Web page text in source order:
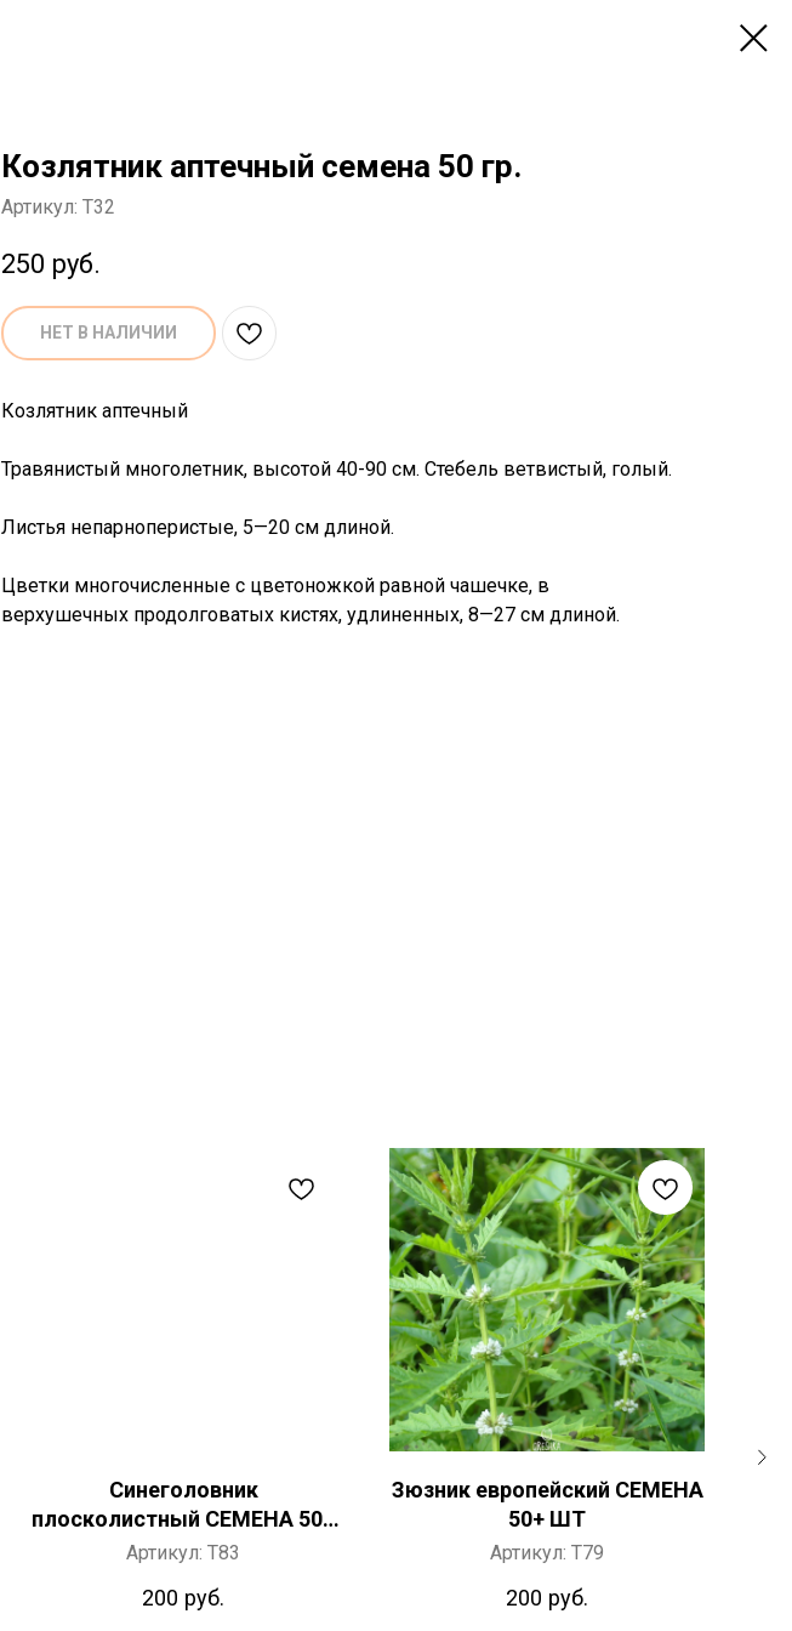
Козлятник аптечный семена 50 гр.
Артикул: T32
250 руб.
НЕТ В НАЛИЧИИ
Козлятник аптечный
Травянистый многолетник, высотой 40-90 см. Стебель ветвистый, голый.
Листья непарноперистые, 5—20 см длиной.
Цветки многочисленные с цветоножкой равной чашечке, в
верхушечных продолговатых кистях, удлиненных, 8—27 см длиной.
Синеголовник
плосколистный СЕМЕНА 50+
ШТ
Артикул: T83
200 руб.
Зюзник европейский СЕМЕНА
50+ ШТ
Артикул: T79
200 руб.